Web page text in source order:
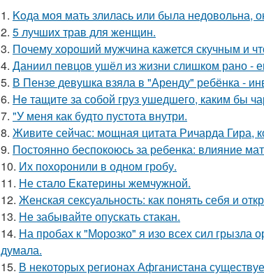
1. Koда моя мать злилась или была недовольна,
2. 5 лучших трав для женщин.
3. Почему хороший мужчина кажется скучным и
4. Даниил певцов ушёл из жизни слишком рано -
5. В Пензе девушка взяла в "Аренду" ребёнка -
6. He тащите за собой груз ушедшего, каким бы
7. "У меня как будто пустота внутри.
8. Живите сейчас: мощная цитата Ричарда Гира,
9. Постоянно беспокоюсь за ребенка: влияние
10. Их похоронили в одном гробу.
11. Не стало Екатерины жемчужной.
12. Женская сексуальность: как понять себя и
13. Не забывайте опускать стакан.
14. На пробах к "Морозко" я изо всех сил грызла
думала.
15. В некоторых регионах Афганистана